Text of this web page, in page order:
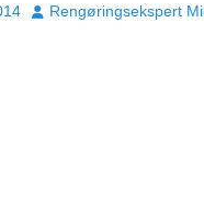
Forfatter
Rengøringsekspert